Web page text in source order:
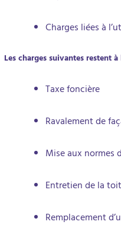
Charges liées à
Les charges suivantes restent
Taxe foncière
Ravalement de
Mise aux normes
Entretien de la
Remplacement